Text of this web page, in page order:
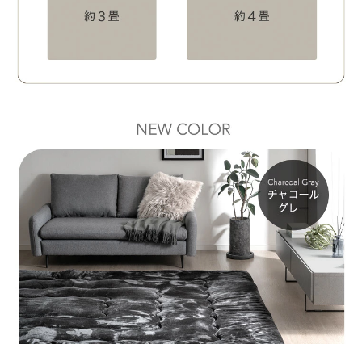
を敷けてとても良かったです。ありがとうございました。
>>タンスのゲンが返信しました
この度は、タンスのゲンをご利用いただき誠にありがとう
しく思っております。
またのご利用、心よりお待ちしております。
≫もっと見る≪